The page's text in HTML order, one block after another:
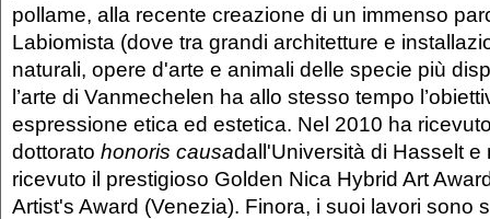
pollame, alla recente creazione di un immenso
Labiomista (dove tra grandi architetture e
naturali, opere d'arte e animali delle specie più
l’arte di Vanmechelen ha allo stesso tempo
espressione etica ed estetica. Nel 2010 ha
dottorato honoris causadall'Università di Hasselt e
ricevuto il prestigioso Golden Nica Hybrid Art
Artist's Award (Venezia). Finora, i suoi lavori sono